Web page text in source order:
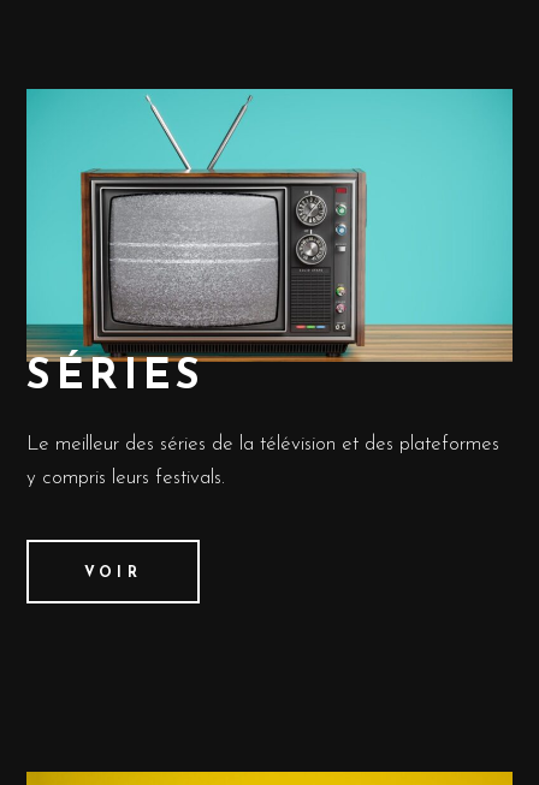
SÉRIES
Le meilleur des séries de la télévision et des plateformes
y compris leurs festivals.
VOIR